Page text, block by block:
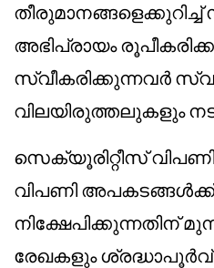
അഭിപ്രായം
സ്വീകരിക്കുന്നവർ
വിലയിരുത്തലുകളും
സെക്യൂരിറ്റീസ്
വിപണി
നിക്ഷേപിക്കുന്നതിന്
രേഖകളും